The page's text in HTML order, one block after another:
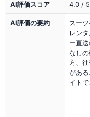
AI評価スコア 4.0 /
AI評価の要約
スー
レン
ー直
なし
方、
があ
イトで